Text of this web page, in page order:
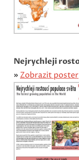
Nejrychleji
» Zobrazit poster